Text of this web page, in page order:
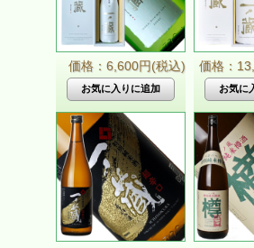
価格：6,600円(税込) 価格：